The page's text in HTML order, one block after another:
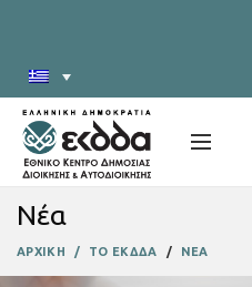
Νέα
ΑΡΧΙΚΗ ΤΟ ΕΚΔΔΑ ΝΕΑ